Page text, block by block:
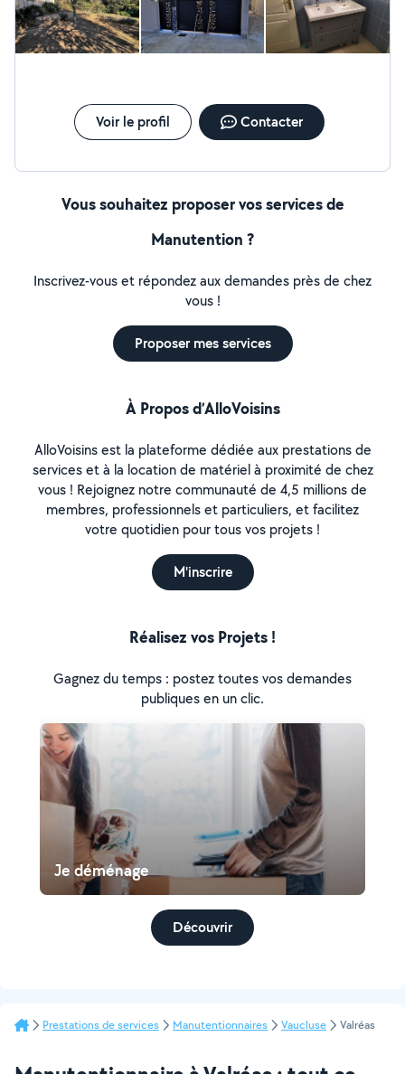
Voir le profil Contacter
Vous souhaitez proposer vos services de
Manutention ?
Inscrivez-vous et répondez aux demandes près de chez
vous !
Proposer mes services
À Propos d’AlloVoisins
AlloVoisins est la plateforme dédiée aux prestations de
services et à la location de matériel à proximité de chez
vous ! Rejoignez notre communauté de 4,5 millions de
membres, professionnels et particuliers, et facilitez
votre quotidien pour tous vos projets !
M'inscrire
Réalisez vos Projets !
Gagnez du temps : postez toutes vos demandes
publiques en un clic.
Je déménage
Découvrir
Prestations de services Manutentionnaires Vaucluse Valréas